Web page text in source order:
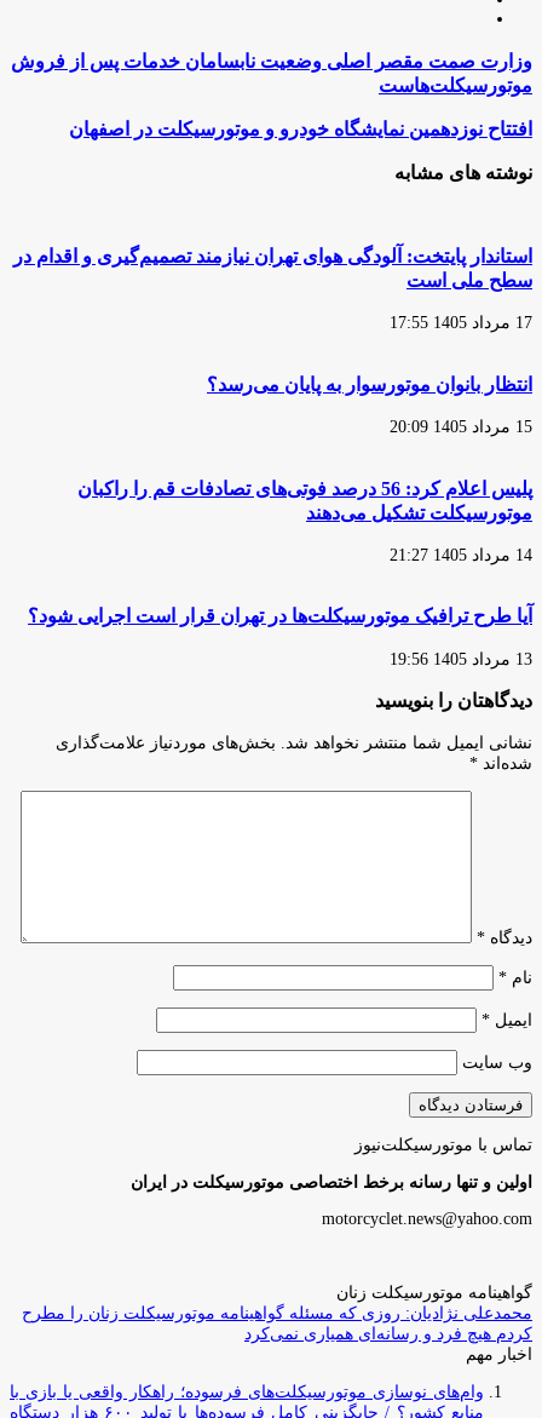
وزارت
صمت
مقصر
اصلی
وضعیت
خدمات
فروش
موتورسیکلت‌هاست
وزارت صمت مقصر اصلی وضعیت نابسامان خدمات پس از فروش
موتورسیکلت‌هاست
افتتاح
نمایشگاه
خودرو
در
اصفهان
افتتاح نوزدهمین نمایشگاه خودرو و موتورسیکلت در اصفهان
نوشته های مشابه
استاندار پایتخت: آلودگی هوای تهران نیازمند تصمیم‌گیری و اقدام در
سطح ملی است
17 مرداد 1405 17:55
انتظار بانوان موتورسوار به پایان می‌رسد؟
15 مرداد 1405 20:09
پلیس اعلام کرد: 56 درصد فوتی‌های تصادفات قم را راکبان
موتورسیکلت تشکیل می‌دهند
14 مرداد 1405 21:27
آیا طرح ترافیک موتورسیکلت‌ها در تهران قرار است اجرایی شود؟
13 مرداد 1405 19:56
دیدگاهتان را بنویسید
نشانی ایمیل شما منتشر نخواهد شد. بخش‌های موردنیاز علامت‌گذاری
شده‌اند *
دیدگاه *
نام *
ایمیل *
وب‌ سایت
تماس با موتورسیکلت‌نیوز
اولین و تنها رسانه برخط اختصاصی موتورسیکلت در ایران
motorcyclet.news@yahoo.com
گواهینامه موتورسیکلت زنان
محمدعلی نژادیان: روزی که مسئله گواهینامه موتورسیکلت زنان را مطرح
کردم هیچ فرد و رسانه‌ای همیاری نمی‌کرد
اخبار مهم
وام‌های نوسازی موتورسیکلت‌های فرسوده؛ راهکار واقعی یا بازی با
منابع کشور؟ / جایگزینی کامل فرسوده‌ها با تولید ۶۰۰ هزار دستگاه